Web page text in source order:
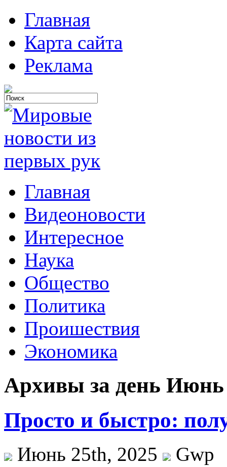
Главная
Карта сайта
Реклама
Главная
Видеоновости
Интересное
Наука
Общество
Политика
Проишествия
Экономика
Архивы за день Июнь
Просто и быстро:
Июнь 25th, 2025
Gwp